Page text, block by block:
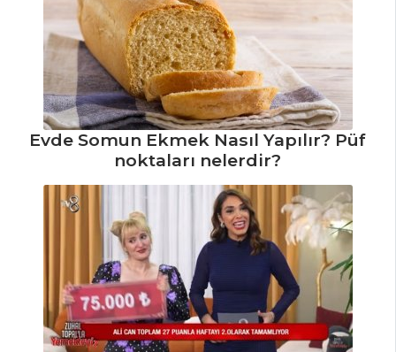
TATLILAR
Napolyon Tatlısı
Tarifi, Nasıl Yapılır?
Şeftalili ve
Cevizli Pasta Tarifi,
Nasıl Yapılır?
Pastası Tarifi, Nasıl
Yapılır?
Pasta ve Tatlılar
Tüm Tarifleri
Evde Somun Ekmek Nasıl Yapılır? Püf
noktaları nelerdir?